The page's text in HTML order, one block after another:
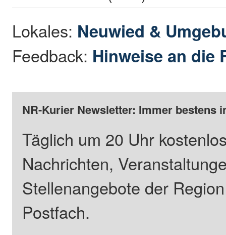
Lokales: Neuwied &
Feedback: Hinweise an die
NR-Kurier Newsletter: Immer bestens
Täglich um 20 Uhr
Nachrichten,
Stellenangebote der
Postfach.